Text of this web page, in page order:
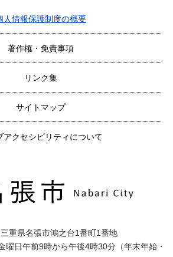
人情報保護制度の概要
著作権・免責事項
リンク集
サイトマップ
アクセシビリティについて
重県名張市鴻之台1番町1番地
曜日午前9時から午後4時30分（年末年始・